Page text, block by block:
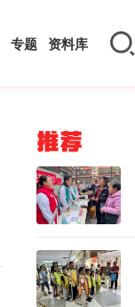
专题 资料库
推荐